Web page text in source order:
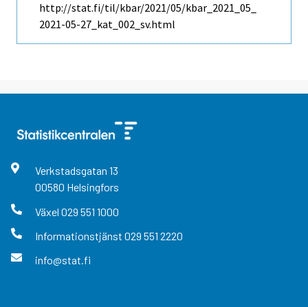
http://stat.fi/til/kbar/2021/05/kbar_2021_05_
2021-05-27_kat_002_sv.html
Verkstadsgatan 13
00580 Helsingfors
Växel 029 551 1000
Informationstjänst 029 551 2220
info@stat.fi